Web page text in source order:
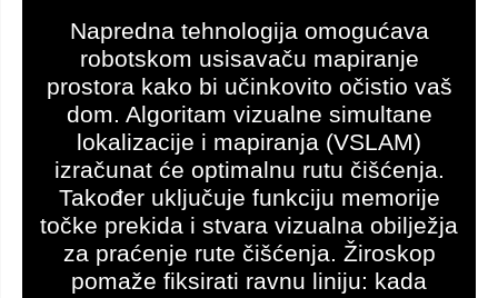
Napredna tehnologija omogućava
robotskom usisavaču mapiranje
prostora kako bi učinkovito očistio vaš
dom. Algoritam vizualne simultane
lokalizacije i mapiranja (VSLAM)
izračunat će optimalnu rutu čišćenja.
Također uključuje funkciju memorije
točke prekida i stvara vizualna obilježja
za praćenje rute čišćenja. Žiroskop
pomaže fiksirati ravnu liniju: kada